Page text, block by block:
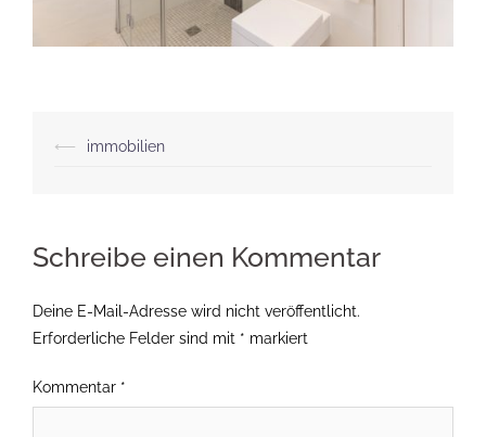
Beitragsnavigation
⟵ immobilien
Schreibe einen Kommentar
Deine E-Mail-Adresse wird nicht veröffentlicht.
Erforderliche Felder sind mit * markiert
Kommentar *